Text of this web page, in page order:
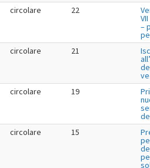
circolare 22
–
circolare 21
circolare 19
circolare 15